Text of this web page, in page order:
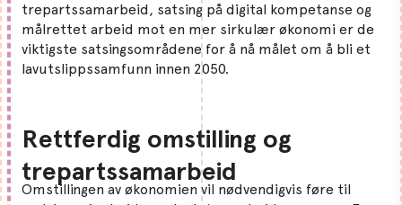
trepartssamarbeid, satsing på digital kompetanse og
målrettet arbeid mot en mer sirkulær økonomi er de
viktigste satsingsområdene for å nå målet om å bli et
lavutslippssamfunn innen 2050.
Rettferdig omstilling og
trepartssamarbeid
Omstillingen av økonomien vil nødvendigvis føre til